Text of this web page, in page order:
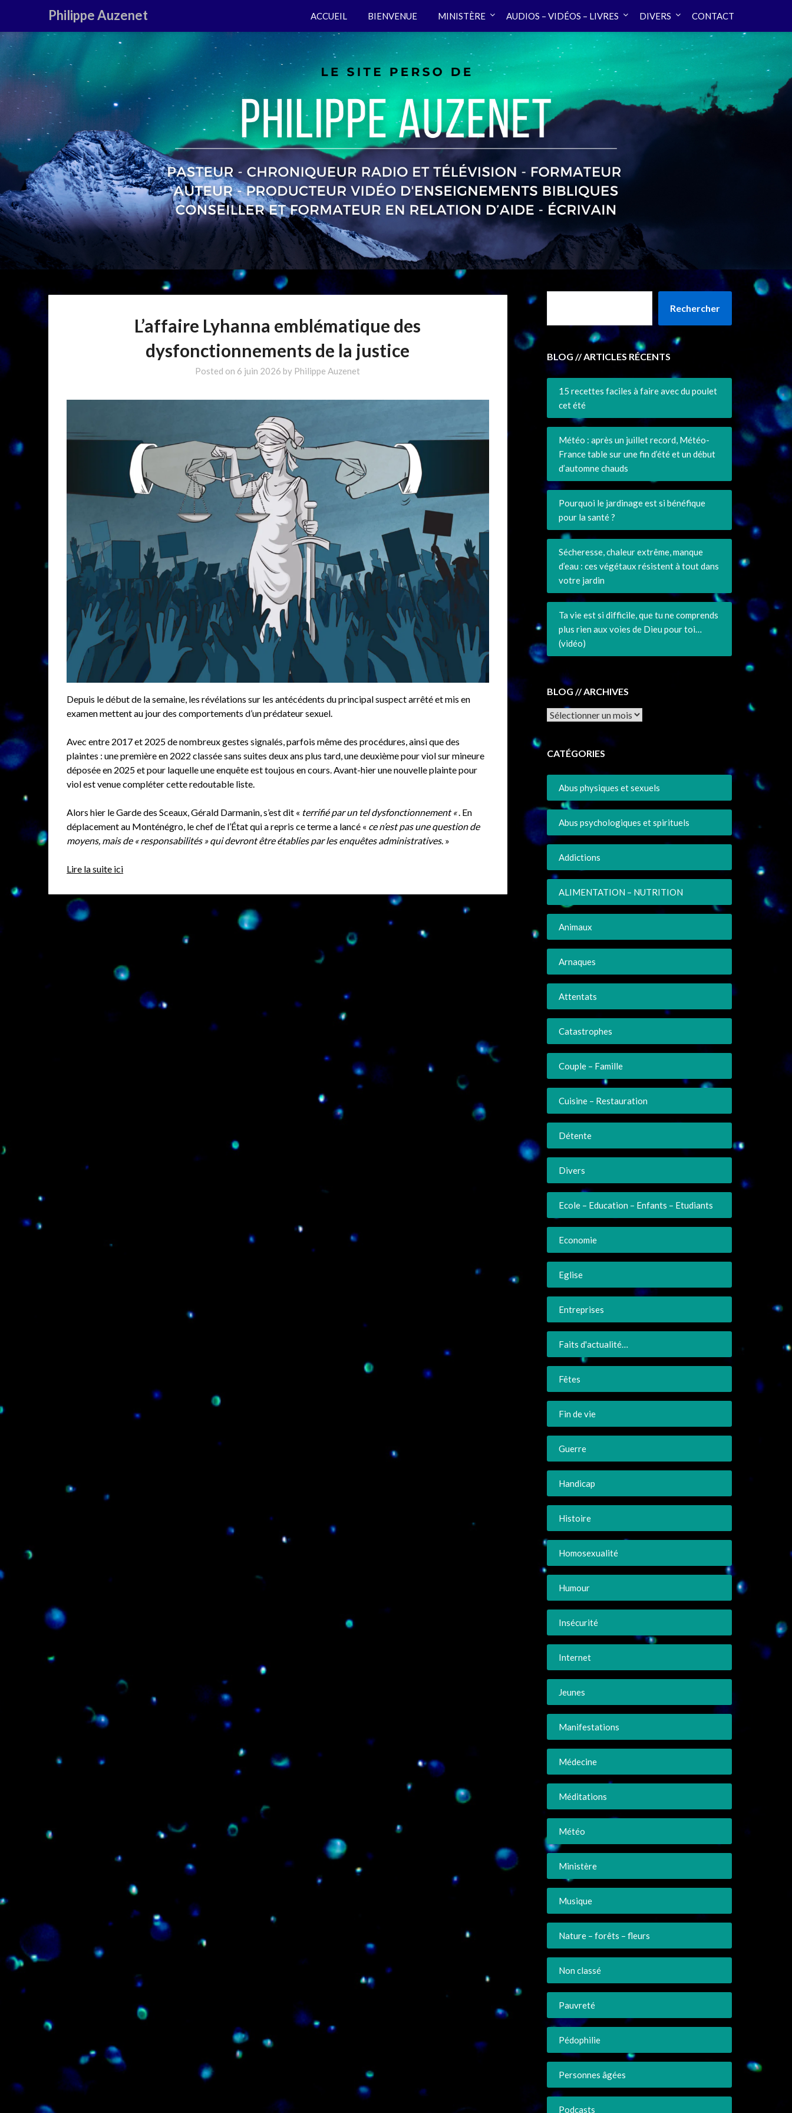
Philippe Auzenet ACCUEIL BIENVENUE MINISTÈRE AUDIOS – VIDÉOS – LIVRES DIVERS CONTACT
L’affaire Lyhanna emblématique des
dysfonctionnements de la justice
Posted on 6 juin 2026 by Philippe Auzenet
Depuis le début de la semaine, les révélations sur les antécédents du principal suspect arrêté et mis en
examen mettent au jour des comportements d’un prédateur sexuel.
Avec entre 2017 et 2025 de nombreux gestes signalés, parfois même des procédures, ainsi que des
plaintes : une première en 2022 classée sans suites deux ans plus tard, une deuxième pour viol sur mineure
déposée en 2025 et pour laquelle une enquête est toujous en cours. Avant-hier une nouvelle plainte pour
viol est venue compléter cette redoutable liste.
Alors hier le Garde des Sceaux, Gérald Darmanin, s’est dit « terrifié par un tel dysfonctionnement «. En
déplacement au Monténégro, le chef de l’État qui a repris ce terme a lancé « ce n’est pas une question de
moyens, mais de « responsabilités » qui devront être établies par les enquêtes administratives. »
Lire la suite ici
Rechercher
BLOG // ARTICLES RÉCENTS
15 recettes faciles à faire avec du poulet
cet été
Météo : après un juillet record, Météo-
France table sur une fin d’été et un début
d’automne chauds
Pourquoi le jardinage est si bénéfique
pour la santé ?
Sécheresse, chaleur extrême, manque
d’eau : ces végétaux résistent à tout dans
votre jardin
Ta vie est si difficile, que tu ne comprends
plus rien aux voies de Dieu pour toi…
(vidéo)
BLOG // ARCHIVES
Archives
CATÉGORIES
Abus physiques et sexuels
Abus psychologiques et spirituels
Addictions
ALIMENTATION – NUTRITION
Animaux
Arnaques
Attentats
Catastrophes
Couple – Famille
Cuisine – Restauration
Détente
Divers
Ecole – Education – Enfants – Etudiants
Economie
Eglise
Entreprises
Faits d'actualité…
Fêtes
Fin de vie
Guerre
Handicap
Histoire
Homosexualité
Humour
Insécurité
Internet
Jeunes
Manifestations
Médecine
Méditations
Météo
Ministère
Musique
Nature – forêts – fleurs
Non classé
Pauvreté
Pédophilie
Personnes âgées
Podcasts